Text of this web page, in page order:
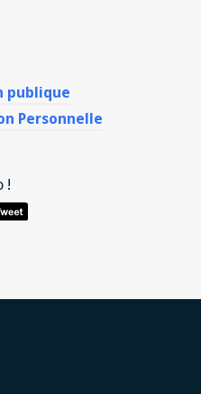
publique
Personnelle
!